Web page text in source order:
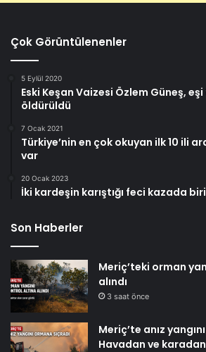
Çok Görüntülenenler
5 Eylül 2020
Eski Keşan Vaizesi Özlem Güneş,
öldürüldü
7 Ocak 2021
Türkiye’nin en çok okuyan ilk 10 ili
var
20 Ocak 2023
İki kardeşin karıştığı feci kazada
Son Haberler
Meriç’teki orman
alındı
3 saat önce
Meriç’te anız
Havadan ve